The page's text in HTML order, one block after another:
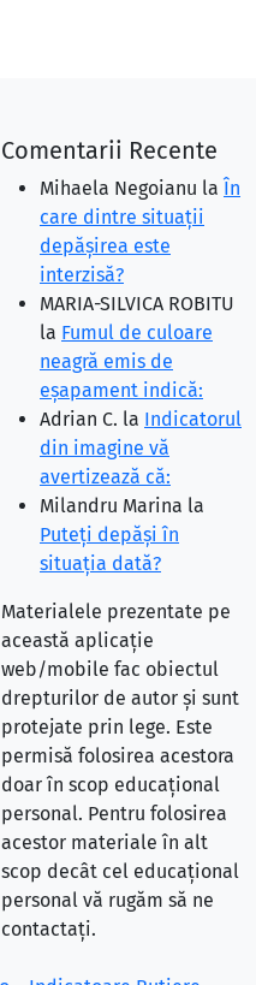
Comentarii Recente
Mihaela Negoianu la În
care dintre situaţii
depăşirea este
interzisă?
MARIA-SILVICA ROBITU
la Fumul de culoare
neagră emis de
eşapament indică:
Adrian C. la Indicatorul
din imagine vă
avertizează că:
Milandru Marina la
Puteţi depăşi în
situaţia dată?
Materialele prezentate pe
această aplicație
web/mobile fac obiectul
drepturilor de autor și sunt
protejate prin lege. Este
permisă folosirea acestora
doar în scop educațional
personal. Pentru folosirea
acestor materiale în alt
scop decât cel educațional
personal vă rugăm să ne
contactați.